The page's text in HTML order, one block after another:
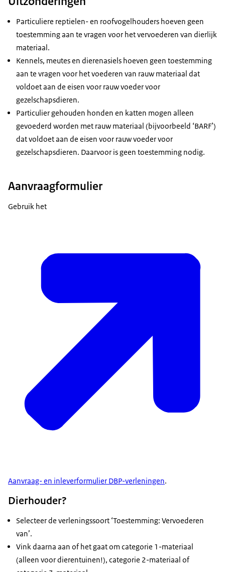
Particuliere reptielen- en roofvogelhouders hoeven geen
toestemming aan te vragen voor het vervoederen van dierlijk
materiaal.
Kennels, meutes en dierenasiels hoeven geen toestemming
aan te vragen voor het voederen van rauw materiaal dat
voldoet aan de eisen voor rauw voeder voor
gezelschapsdieren.
Particulier gehouden honden en katten mogen alleen
gevoederd worden met rauw materiaal (bijvoorbeeld ‘BARF’)
dat voldoet aan de eisen voor rauw voeder voor
gezelschapsdieren. Daarvoor is geen toestemming nodig.
Aanvraagformulier
Gebruik het
Aanvraag- en inleverformulier DBP-verleningen.
Dierhouder?
Selecteer de verleningssoort ‘Toestemming: Vervoederen
van’.
Vink daarna aan of het gaat om categorie 1-materiaal
(alleen voor dierentuinen!), categorie 2-materiaal of